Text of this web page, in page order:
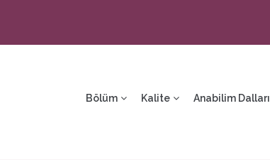
navigation
Bölüm Kalite Anabilim Dalları